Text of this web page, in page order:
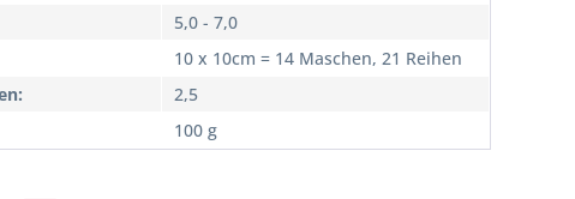
5,0 - 7,0
10 x 10cm = 14 Maschen, 21 Reihen
2,5
100 g